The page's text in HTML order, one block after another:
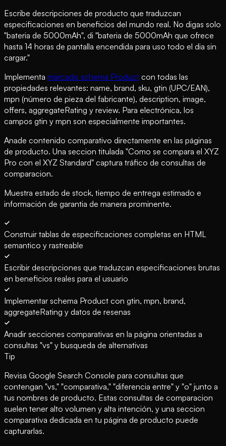
Escribe descripciones de producto que traduzcan
especificaciones en beneficios del mundo real. No digas solo
"bateria de 5000mAh", di "bateria de 5000mAh que ofrece
hasta 14 horas de pantalla encendida para uso todo el dia sin
cargar."
Implementa marcado schema Product con todas las
propiedades relevantes: name, brand, sku, gtin (UPC/EAN),
mpn (número de pieza del fabricante), description, image,
offers, aggregateRating y review. Para electrónica, los
campos gtin y mpn son especialmente importantes.
Anade contenido comparativo directamente en las páginas
de producto. Una seccion titulada "Como se compara el XYZ
Pro con el XYZ Standard" captura tráfico de consultas de
comparacion.
Muestra estado de stock, tiempo de entrega estimado e
información de garantia de manera prominente.
Construir tablas de especificaciones completas en HTML
semantico y rastreable
Escribir descripciones que traduzcan especificaciones brutas
en beneficios reales para el usuario
Implementar schema Product con gtin, mpn, brand,
aggregateRating y datos de resenas
Anadir secciones comparativas en la página orientadas a
consultas "vs" y busqueda de alternativas
Tip
Revisa Google Search Console para consultas que
contengan "vs," "comparativa," "diferencia entre" y "o" junto a
tus nombres de producto. Estas consultas de comparacion
suelen tener alto volumen y alta intención, y una seccion
comparativa dedicada en tu página de producto puede
capturarlas.